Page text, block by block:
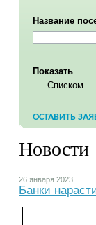
Название
Показать
Списком
ОСТАВИТЬ
Новости
26 января 2023
Банки